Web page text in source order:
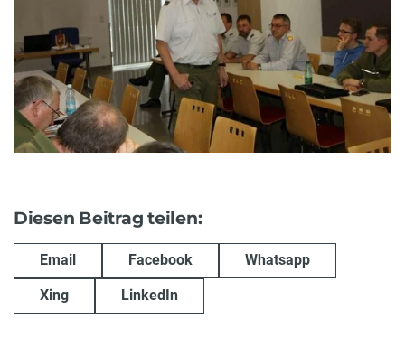
Diesen Beitrag teilen:
Email Facebook Whatsapp
Xing LinkedIn